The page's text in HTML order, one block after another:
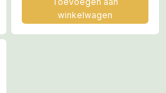
winkelwagen